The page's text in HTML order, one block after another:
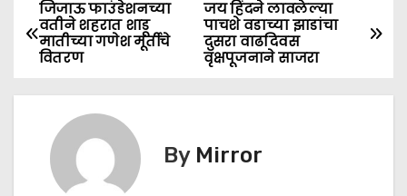
e
b
o
o
k
er l ts
A
p
s
e
n
g
e
P
o
s
जय हिंदने लावलेल्या
पाचशे वडाच्या झाडांचा
दुसरा वाढदिवस
वृक्षपूजनाने साजरा
जिजाऊ फाउंडेशनच्या
वतीने शहरात शाडू
मातीच्या गणेश मूर्तीचे
वितरण
By Mirror